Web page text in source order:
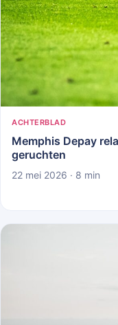
ACHTERBLAD
Memphis Depay
geruchten
22 mei 2026 · 8 min